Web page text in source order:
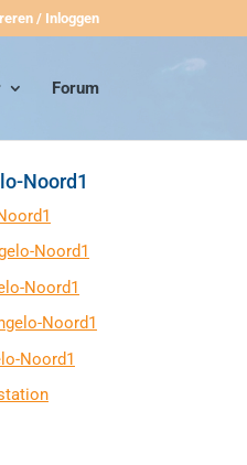
/ Inloggen
Forum
Noord1
Noord1
Noord1
Noord1
Noord1